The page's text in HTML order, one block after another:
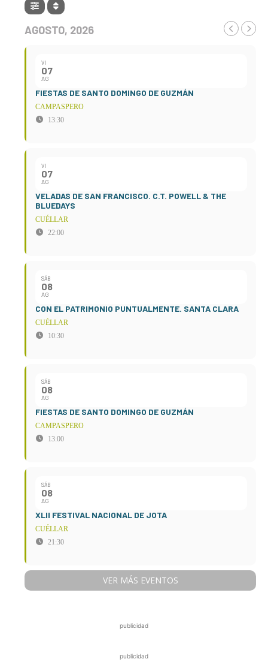
AGOSTO, 2026
VI
07
AG
FIESTAS DE SANTO DOMINGO DE GUZMÁN
CAMPASPERO
13:30
VI
07
AG
VELADAS DE SAN FRANCISCO. C.T. POWELL & THE
BLUEDAYS
CUÉLLAR
22:00
SÁB
08
AG
CON EL PATRIMONIO PUNTUALMENTE. SANTA CLARA
CUÉLLAR
10:30
SÁB
08
AG
FIESTAS DE SANTO DOMINGO DE GUZMÁN
CAMPASPERO
13:00
SÁB
08
AG
XLII FESTIVAL NACIONAL DE JOTA
CUÉLLAR
21:30
VER MÁS EVENTOS
publicidad
publicidad